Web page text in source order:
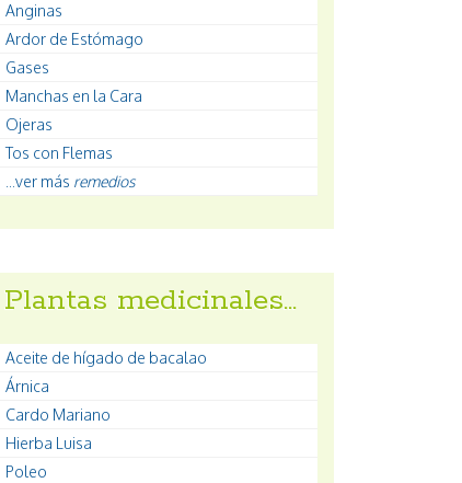
Anginas
Ardor de Estómago
Gases
Manchas en la Cara
Ojeras
Tos con Flemas
...ver más remedios
Plantas medicinales…
Aceite de hígado de bacalao
Árnica
Cardo Mariano
Hierba Luisa
Poleo